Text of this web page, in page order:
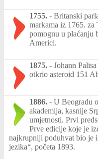
1755. - Britanski
markama iz 1765. za
pomognu u plaćanju
Americi.
1875. - Johann
otkrio asteroid 151
1886. - U Beogradu
akademija, kasnije
umjetnosti. Prvi
Prve edicije koje je
najkrupniji poduhvat bio je
jezika“, početa 1893.